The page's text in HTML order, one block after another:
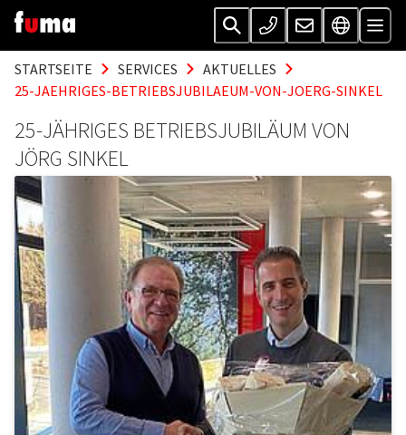
STARTSEITE SERVICES
AKTUELLES
25-JAEHRIGES-BETRIEBSJUBILAEUM-VON-JOERG-SINKEL
25-JÄHRIGES BETRIEBSJUBILÄUM VON
JÖRG SINKEL